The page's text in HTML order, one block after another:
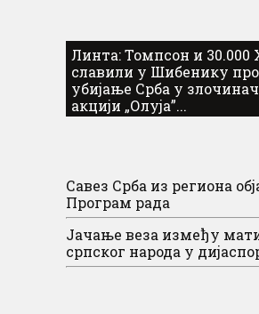
Линта: Томпсон и 30.000
славили у Шибенику
убијање Срба у
акцији „Олуја”...
Савез Срба из региона
Програм рада
Јачање веза између
српског народа у